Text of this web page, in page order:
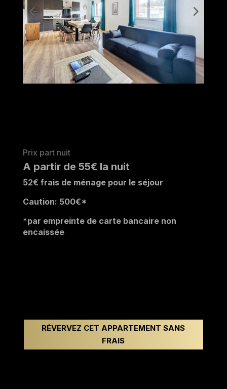
Prix part nuit
A partir de 55€ la nuit
52€ frais de ménage pour le séjour
Caution: 500€*
*par empreinte de carte bancaire non
encaissée
RÉVERVEZ CET APPARTEMENT SANS
FRAIS